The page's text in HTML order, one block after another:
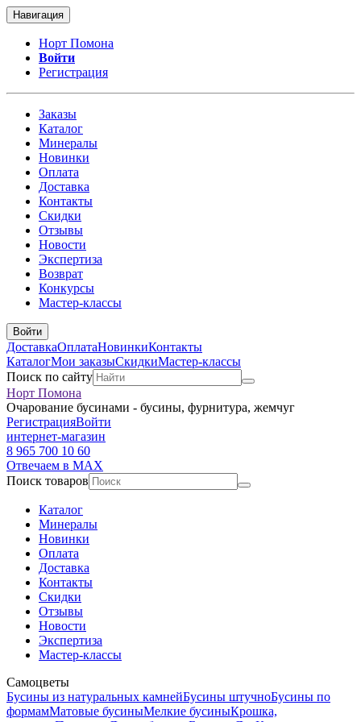
Навигация
Норт Помона
Войти
Регистрация
Заказы
Каталог
Минералы
Новинки
Оплата
Доставка
Контакты
Скидки
Отзывы
Новости
Экспертиза
Возврат
Конкурсы
Мастер-классы
Войти
ДоставкаОплатаНовинкиКонтакты
КаталогМои заказыСкидкиМастер-классы
Поиск по сайту
Норт Помона
Очарование бусинами - бусины, фурнитура, жемчуг
РегистрацияВойти
интернет-магазин
8 965 700 10 60
Отвечаем в MAX
Поиск товаров
Каталог
Минералы
Новинки
Оплата
Доставка
Контакты
Скидки
Отзывы
Новости
Экспертиза
Мастер-классы
Самоцветы
Бусины из натуральных камнейБусины штучноБусины по
формамМатовые бусиныМелкие бусиныКрошка,